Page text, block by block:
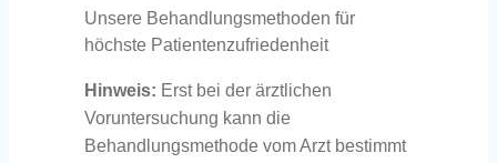
Unsere Behandlungsmethoden für
höchste Patientenzufriedenheit
Hinweis: Erst bei der ärztlichen
Voruntersuchung kann die
Behandlungsmethode vom Arzt bestimmt